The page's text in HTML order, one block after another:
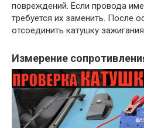
повреждений. Если провода
требуется их заменить. После
отсоединить катушку
Измерение